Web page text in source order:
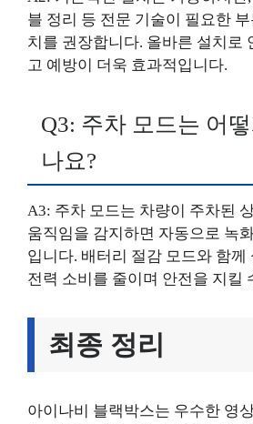
블 정리 등 전문 기술이 필요한
치를 권장합니다. 올바른 설치로
고 예방이 더욱 효과적입니다.
Q3: 주차 모드는 어
나요?
A3: 주차 모드는 차량이 주차된
움직임을 감지하면 자동으로 녹
입니다. 배터리 절감 모드와 함
전력 소비를 줄이며 안전을 지킬
최종 정리
아이나비 블랙박스는 우수한 영